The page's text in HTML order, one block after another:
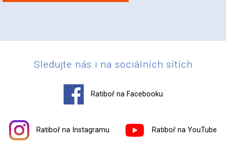
Sledujte nás i na sociálních sítích
Ratiboř na Facebooku
Ratiboř na Instagramu Ratiboř na YouTube